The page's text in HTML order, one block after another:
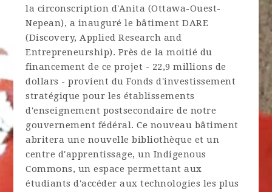
la circonscription d'Anita (Ottawa-Ouest-
Nepean), a inauguré le bâtiment DARE
(Discovery, Applied Research and
Entrepreneurship). Près de la moitié du
financement de ce projet - 22,9 millions de
dollars - provient du Fonds d'investissement
stratégique pour les établissements
d'enseignement postsecondaire de notre
gouvernement fédéral. Ce nouveau bâtiment
abritera une nouvelle bibliothèque et un
centre d'apprentissage, un Indigenous
Commons, un espace permettant aux
étudiants d'accéder aux technologies les plus